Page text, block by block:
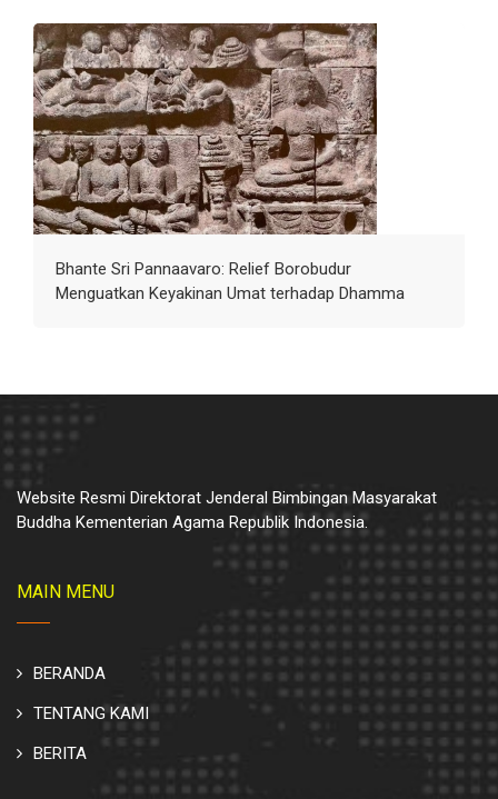
Bhante Sri Pannaavaro: Relief Borobudur
Menguatkan Keyakinan Umat terhadap Dhamma
Website Resmi Direktorat Jenderal Bimbingan Masyarakat
Buddha Kementerian Agama Republik Indonesia.
MAIN MENU
BERANDA
TENTANG KAMI
BERITA